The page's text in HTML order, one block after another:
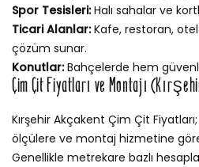
Spor Tesisleri:Halı sahalar ve
Ticari Alanlar:Kafe, restoran,
çözüm sunar.
Konutlar:Bahçelerde hem
Çim Çit Fiyatları ve Montajı
Kırşehir Akçakent Çim Çit
ölçülere ve montaj hizmetine
Genellikle metrekare bazlı